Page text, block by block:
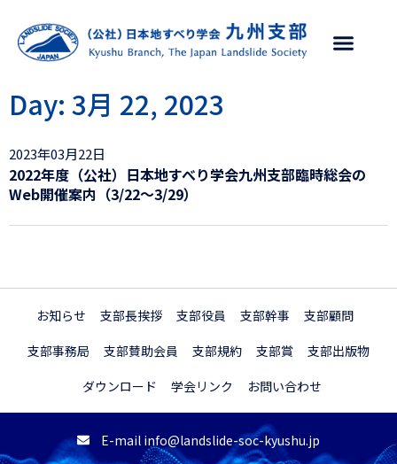
Day: 3月 22, 2023
2023年03月22日
2022年度（公社）日本地すべり学会九州支部臨時総会の
Web開催案内（3/22～3/29）
お知らせ 支部長挨拶 支部役員 支部幹事
支部顧問
支部事務局
支部賛助会員 支部規約 支部賞
支部出版物
ダウンロード
学会リンク お問い合わせ
E-mail info@landslide-soc-kyushu.jp